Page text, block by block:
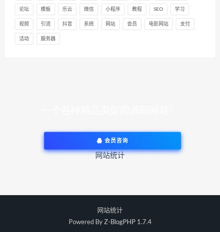
论坛 模板 乐云 微信 小程序 教程 SEO 学习
视频 引流 抖音 系统 网站 会员 电影网站 支付
活动 服务器
会员咨询
网站统计
网站统计
Powered By Z-BlogPHP 1.7.4